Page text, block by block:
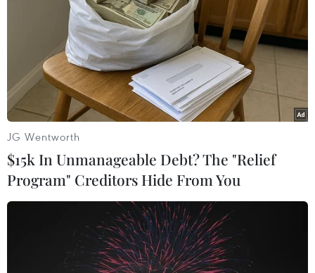
TIN LIÊN QUAN
JG Wentworth
$15k In Unmanageable Debt? The "Relief
Program" Creditors Hide From You